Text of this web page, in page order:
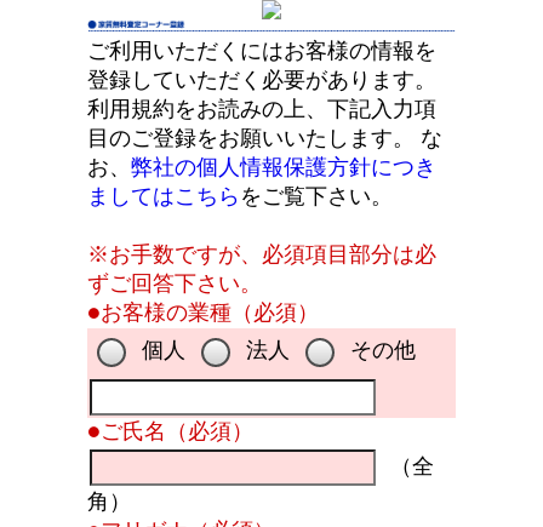
ご利用いただくにはお客様の情報を
登録していただく必要があります。
利用規約をお読みの上、下記入力項
目のご登録をお願いいたします。 な
お、 弊社の個人情報保護方針につき
ましてはこちら をご覧下さい。
※お手数ですが、必須項目部分は必
ずご回答下さい。
●お客様の業種（必須）
個人
法人 その他
●ご氏名（必須）
（全
角）